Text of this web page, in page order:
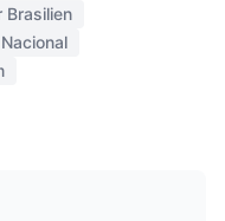
Brasilien